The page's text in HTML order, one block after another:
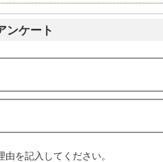
ンケート
を記入してください。